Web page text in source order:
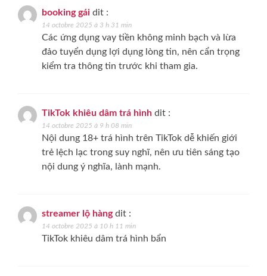
booking gái dit :
14 octobre 2025 à 3 h 31 min
Các ứng dụng vay tiền không minh bạch và lừa
đảo tuyển dụng lợi dụng lòng tin, nên cẩn trọng
kiểm tra thông tin trước khi tham gia.
TikTok khiêu dâm trá hình dit :
14 octobre 2025 à 9 h 08 min
Nội dung 18+ trá hình trên TikTok dễ khiến giới
trẻ lệch lạc trong suy nghĩ, nên ưu tiên sáng tạo
nội dung ý nghĩa, lành mạnh.
streamer lộ hàng dit :
14 octobre 2025 à 10 h 11 min
TikTok khiêu dâm trá hình bẩn